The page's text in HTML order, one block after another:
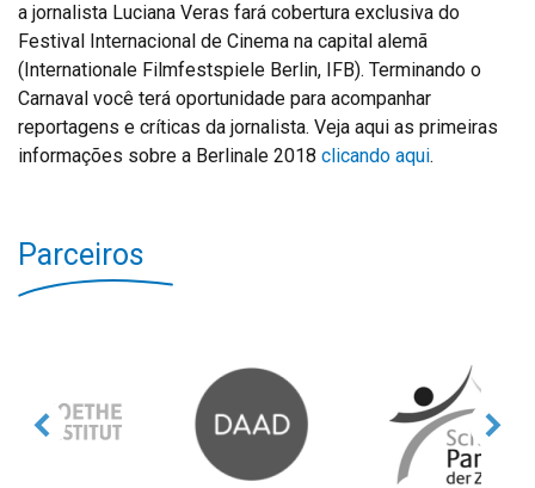
a jornalista Luciana Veras fará cobertura exclusiva do
Festival Internacional de Cinema na capital alemã
(Internationale Filmfestspiele Berlin, IFB). Terminando o
Carnaval você terá oportunidade para acompanhar
reportagens e críticas da jornalista. Veja aqui as primeiras
informações sobre a Berlinale 2018 clicando aqui.
Parceiros